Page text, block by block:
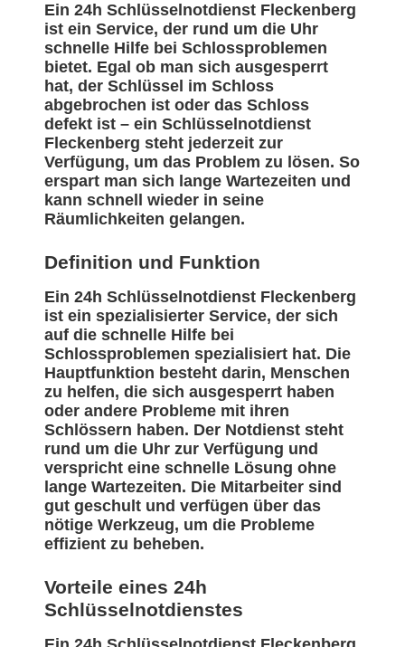
Ein 24h Schlüsselnotdienst Fleckenberg
ist ein Service, der rund um die Uhr
schnelle Hilfe bei Schlossproblemen
bietet. Egal ob man sich ausgesperrt
hat, der Schlüssel im Schloss
abgebrochen ist oder das Schloss
defekt ist – ein Schlüsselnotdienst
Fleckenberg steht jederzeit zur
Verfügung, um das Problem zu lösen. So
erspart man sich lange Wartezeiten und
kann schnell wieder in seine
Räumlichkeiten gelangen.
Definition und Funktion
Ein 24h Schlüsselnotdienst Fleckenberg
ist ein spezialisierter Service, der sich
auf die schnelle Hilfe bei
Schlossproblemen spezialisiert hat. Die
Hauptfunktion besteht darin, Menschen
zu helfen, die sich ausgesperrt haben
oder andere Probleme mit ihren
Schlössern haben. Der Notdienst steht
rund um die Uhr zur Verfügung und
verspricht eine schnelle Lösung ohne
lange Wartezeiten. Die Mitarbeiter sind
gut geschult und verfügen über das
nötige Werkzeug, um die Probleme
effizient zu beheben.
Vorteile eines 24h
Schlüsselnotdienstes